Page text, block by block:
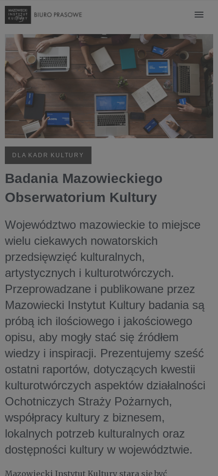
DLA KADR KULTURY
Badania Mazowieckiego
Obserwatorium Kultury
Województwo mazowieckie to miejsce
wielu ciekawych nowatorskich
przedsięwzięć kulturalnych,
artystycznych i kulturotwórczych.
Przeprowadzane i publikowane przez
Mazowiecki Instytut Kultury badania są
próbą ich ilościowego i jakościowego
opisu, aby mogły stać się źródłem
wiedzy i inspiracji. Prezentujemy sześć
ostatni raportów, dotyczących kwestii
kulturotwórczych aspektów działalności
Ochotniczych Straży Pożarnych,
współpracy kultury z biznesem,
lokalnych potrzeb kulturalnych oraz
dostępności kultury w województwie.
Mazowiecki Instytut Kultury stara się być